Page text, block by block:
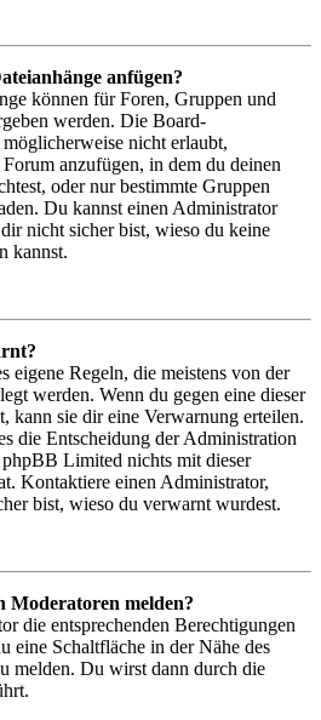
anfügen?
können für Foren, Gruppen und
werden. Die Board-
nicht erlaubt,
anzufügen, in dem du deinen
oder nur bestimmte Gruppen
Du kannst einen Administrator
nicht sicher bist, wieso du keine
kannst.
eigene Regeln, die meistens von der
werden. Wenn du gegen eine dieser
kann sie dir eine Verwarnung erteilen.
die Entscheidung der Administration
phpBB Limited nichts mit dieser
Kontaktiere einen Administrator,
bist, wieso du verwarnt wurdest.
Moderatoren melden?
die entsprechenden Berechtigungen
eine Schaltfläche in der Nähe des
melden. Du wirst dann durch die